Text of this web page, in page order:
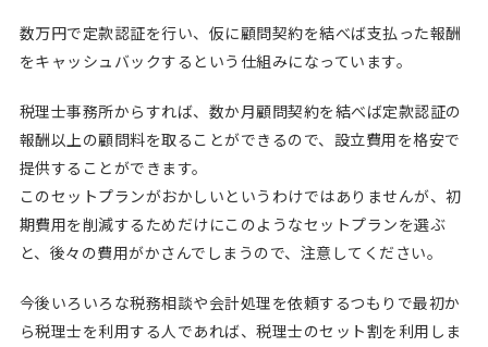
数万円で定款認証を行い、仮に顧問契約を結べば支払った報酬
をキャッシュバックするという仕組みになっています。
税理士事務所からすれば、数か月顧問契約を結べば定款認証の
報酬以上の顧問料を取ることができるので、設立費用を格安で
提供することができます。
このセットプランがおかしいというわけではありませんが、初
期費用を削減するためだけにこのようなセットプランを選ぶ
と、後々の費用がかさんでしまうので、注意してください。
今後いろいろな税務相談や会計処理を依頼するつもりで最初か
ら税理士を利用する人であれば、税理士のセット割を利用しま